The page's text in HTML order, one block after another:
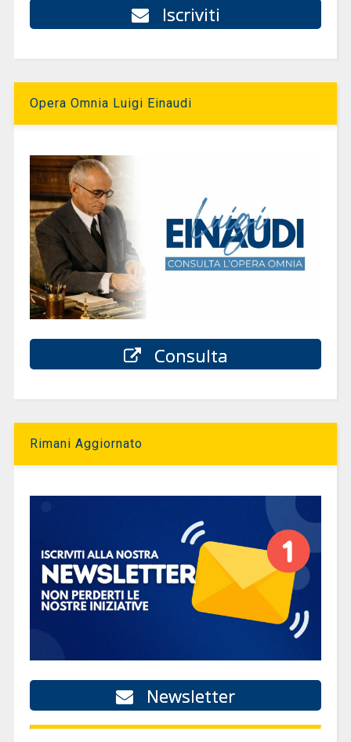
Iscriviti
Opera Omnia Luigi Einaudi
Consulta
Rimani Aggiornato
Newsletter